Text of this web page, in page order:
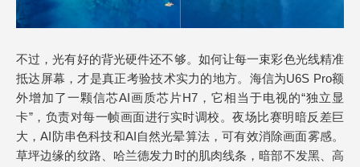
不过，光有好的背光硬件还不够。如何让每一束彩色光线精准
抵达屏幕，才是真正考验技术实力的地方。海信为U6S Pro额
外增加了一颗信芯AI画质芯片H7，它相当于电视的“独立显
卡”，负责对每一帧画面进行实时调校。夜场比赛明暗反差巨
大，AI防串色科技和AI自然光晕算法，可有效消除画面雾感。
草坪边缘的纹路、哈兰德发力时的肌肉线条，暗部不发黑、高